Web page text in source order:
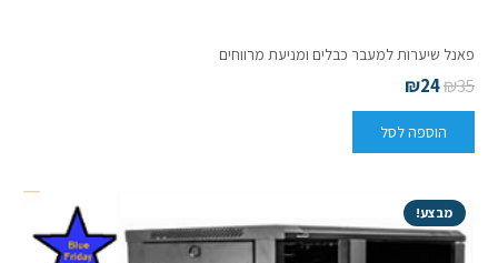
פאנל שיערות למעבר כבלים ומניעת מרווחים
₪35
₪24
הוספה לסל
מבצע!